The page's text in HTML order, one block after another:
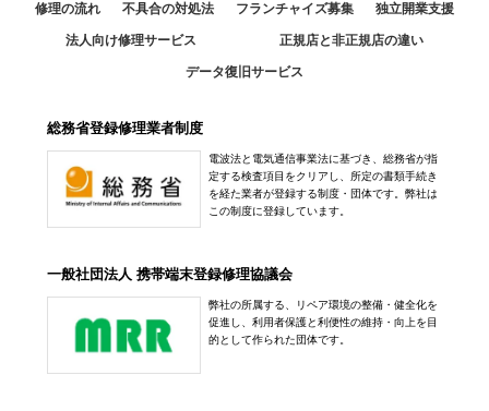
修理の流れ 不具合の対処法 フランチャイズ募集 独立開業支援
法人向け修理サービス 正規店と非正規店の違い
データ復旧サービス
総務省登録修理業者制度
電波法と電気通信事業法に基づき、総務省が指
定する検査項目をクリアし、所定の書類手続き
を経た業者が登録する制度・団体です。弊社は
この制度に登録しています。
一般社団法人 携帯端末登録修理協議会
弊社の所属する、リペア環境の整備・健全化を
促進し、利用者保護と利便性の維持・向上を目
的として作られた団体です。